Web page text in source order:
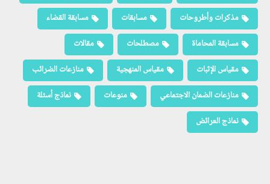
مذكرات وأطروحات
مسابقات
مسابقة القضاء
مسابقة المحاماة
مصطلحات
مقالات
مقياس الإثبات
مقياس المنهجية
منازعات الضرائب
منازعات الضمان الاجتماعي
منوعات
نماذج أسئلة
نماذج العرائض